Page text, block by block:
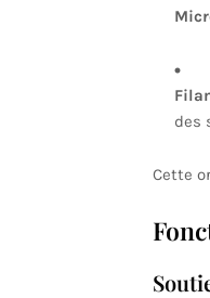
des
Cette